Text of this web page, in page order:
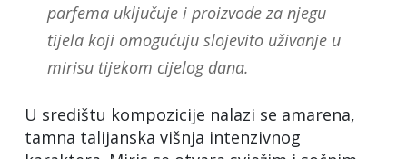
parfema uključuje i proizvode za njegu
tijela koji omogućuju slojevito uživanje u
mirisu tijekom cijelog dana.
U središtu kompozicije nalazi se amarena,
tamna talijanska višnja intenzivnog